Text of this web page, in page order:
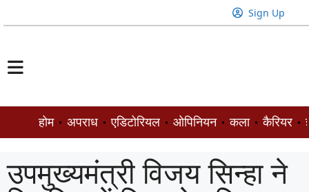
Sign Up
होम अपराध एडिटोरियल ओपिनियन कला कैरियर
उपमुख्यमंत्री विजय सिन्हा ने